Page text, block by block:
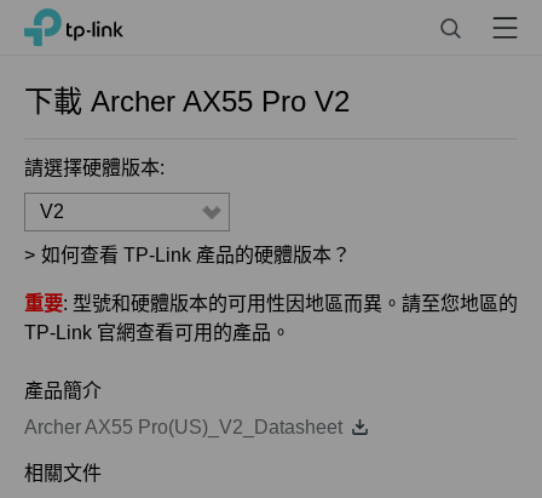
Click
navigation
TP-Link, Reliably Smart Menu
下載 Archer AX55 Pro V2
請選擇硬體版本:
V2
> 如何查看 TP-Link 產品的硬體版本？
重要: 型號和硬體版本的可用性因地區而異。請至您地區的
TP-Link 官網查看可用的產品。
產品簡介
Archer AX55 Pro(US)_V2_Datasheet
相關文件